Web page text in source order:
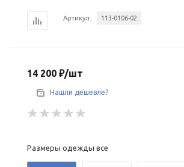
Артикул: 113-0106-02
14 200 ₽/шт
Нашли дешевле?
Размеры одежды все